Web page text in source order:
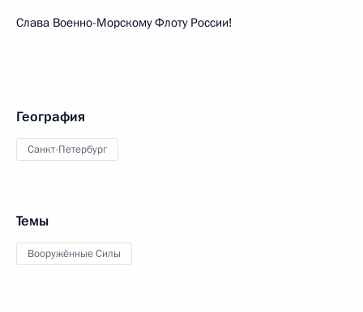
Слава Военно-Морскому Флоту России!
География
Санкт-Петербург
Темы
Вооружённые Силы